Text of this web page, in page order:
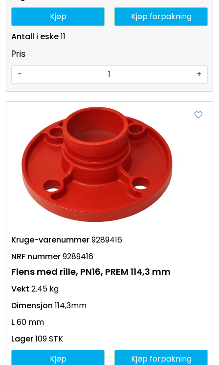
11
Pris
- +
Kjøp Kjøp forpakning
9289416
9289416
Flens med rille, PN16, PREM 114,3 mm
2.45 kg
114,3mm
60 mm
109 STK
Kjøp Kjøp forpakning